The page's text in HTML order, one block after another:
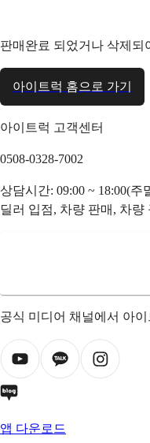
판매완료 되었거나 삭제되
아이트럭 홈으로 가기
아이트럭 고객센터
0508-0328-7002
상담시간: 09:00 ~ 18:00(주
딜러 입점, 차량 판매, 차량
공식 미디어 채널에서 아
앱 다운로드